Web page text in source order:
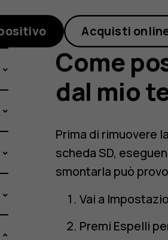
Acquisti
Come
dal mio
Prima di rimuovere
scheda SD,
smontarla può
Vai a
Premi Espelli